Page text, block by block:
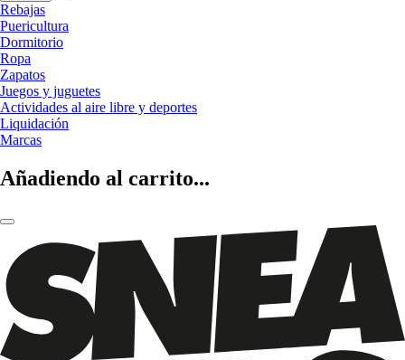
Rebajas
Puericultura
Dormitorio
Ropa
Zapatos
Juegos y juguetes
Actividades al aire libre y deportes
Liquidación
Marcas
Añadiendo al carrito...